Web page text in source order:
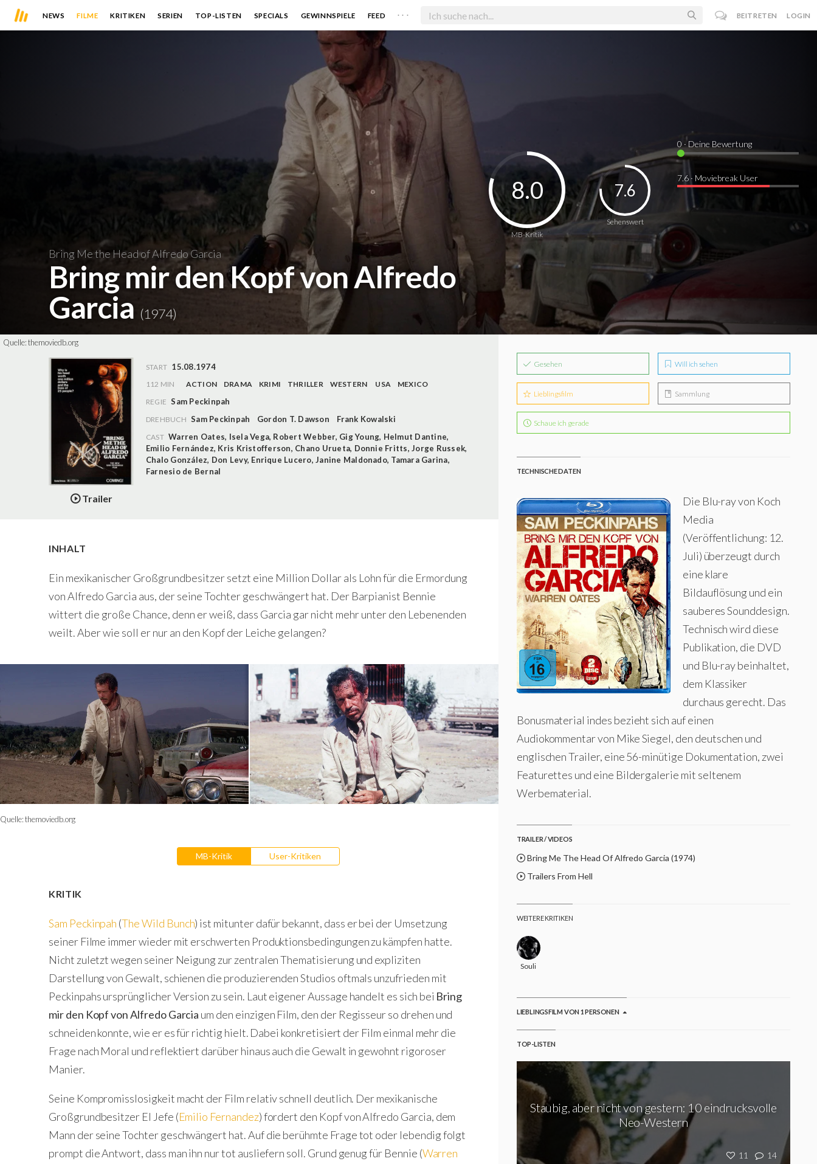
NEWS FILME KRITIKEN SERIEN TOP-LISTEN SPECIALS GEWINNSPIELE FEED . . . BEITRETEN LOGIN
Bring Me the Head of Alfredo Garcia
Bring mir den Kopf von Alfredo
Garcia (1974)
MB-Kritik
8.0
Sehenswert
7.6
0 · Deine Bewertung
7.6 · Moviebreak User
Quelle:themoviedb.org
Trailer
START 15.08.1974
112 MIN ACTION DRAMA KRIMI THRILLER WESTERN USA
MEXICO
REGIE Sam Peckinpah
DREHBUCH Sam Peckinpah Gordon T. Dawson Frank Kowalski
CAST Warren Oates, Isela Vega, Robert Webber, Gig Young, Helmut Dantine,
Emilio Fernández, Kris Kristofferson, Chano Urueta, Donnie Fritts,Jorge Russek,
Chalo González, Don Levy, Enrique Lucero,Janine Maldonado, Tamara Garina,
Farnesio de Bernal
INHALT
Ein mexikanischer Großgrundbesitzer setzt eine Million Dollar als Lohn für die Ermordung
von Alfredo Garcia aus, der seine Tochter geschwängert hat. Der Barpianist Bennie
wittert die große Chance, denn er weiß, dass Garcia gar nicht mehr unter den Lebenenden
weilt. Aber wie soll er nur an den Kopf der Leiche gelangen?
Quelle:themoviedb.org
MB-Kritik User-Kritiken
KRITIK
Sam Peckinpah (The Wild Bunch) ist mitunter dafür bekannt, dass er bei der Umsetzung
seiner Filme immer wieder mit erschwerten Produktionsbedingungen zu kämpfen hatte.
Nicht zuletzt wegen seiner Neigung zur zentralen Thematisierung und expliziten
Darstellung von Gewalt, schienen die produzierenden Studios oftmals unzufrieden mit
Peckinpahs ursprünglicher Version zu sein. Laut eigener Aussage handelt es sich bei Bring
mir den Kopf von Alfredo Garcia um den einzigen Film, den der Regisseur so drehen und
schneiden konnte, wie er es für richtig hielt. Dabei konkretisiert der Film einmal mehr die
Frage nach Moral und reflektiert darüber hinaus auch die Gewalt in gewohnt rigoroser
Manier.
Seine Kompromisslosigkeit macht der Film relativ schnell deutlich. Der mexikanische
Großgrundbesitzer El Jefe (Emilio Fernandez) fordert den Kopf von Alfredo Garcia, dem
Mann der seine Tochter geschwängert hat. Auf die berühmte Frage tot oder lebendig folgt
prompt die Antwort, dass man ihn nur tot ausliefern soll. Grund genug für Bennie (Warren
Gesehen Will ich sehen
Lieblingsfilm Sammlung
Schaue ich gerade
TECHNISCHE DATEN
Die Blu-ray von Koch
Media
(Veröffentlichung: 12.
Juli) überzeugt durch
eine klare
Bildauflösung und ein
sauberes Sounddesign.
Technisch wird diese
Publikation, die DVD
und Blu-ray beinhaltet,
dem Klassiker
durchaus gerecht. Das
Bonusmaterial indes bezieht sich auf einen
Audiokommentar von Mike Siegel, den deutschen und
englischen Trailer, eine 56-minütige Dokumentation, zwei
Featurettes und eine Bildergalerie mit seltenem
Werbematerial.
TRAILER / VIDEOS
Bring Me The Head Of Alfredo Garcia (1974)
Trailers From Hell
WEITERE KRITIKEN
Souli
LIEBLINGSFILM VON 1 PERSONEN
TOP-LISTEN
11 14
Staubig, aber nicht von gestern: 10 eindrucksvolle
Neo-Western